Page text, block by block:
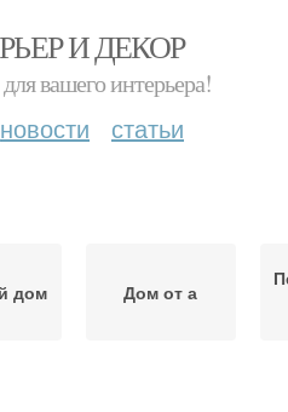
И ДЕКОР
вашего интерьера!
новости статьи
дом Дом от а